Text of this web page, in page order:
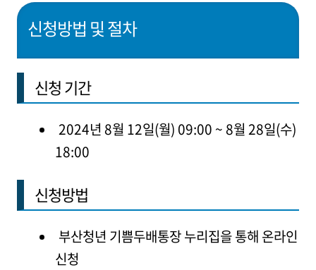
신청방법 및 절차
신청 기간
2024년 8월 12일(월) 09:00 ~ 8월 28일(수)
18:00
신청방법
부산청년 기쁨두배통장 누리집을 통해 온라인
신청